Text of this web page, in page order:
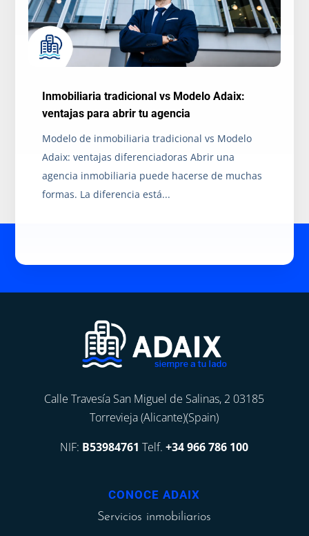
Inmobiliaria tradicional vs Modelo Adaix:
ventajas para abrir tu agencia
Modelo de inmobiliaria tradicional vs Modelo
Adaix: ventajas diferenciadoras Abrir una
agencia inmobiliaria puede hacerse de muchas
formas. La diferencia está...
Calle Travesía San Miguel de Salinas, 2 03185
Torrevieja (Alicante)(Spain)
NIF: B53984761 Telf.+34 966 786 100
CONOCE ADAIX
Servicios inmobiliarios